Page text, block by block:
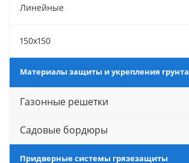
Линейные
150х150
Материалы защиты и укрепления грунта
Газонные решетки
Садовые бордюры
Придверные системы грязезащиты